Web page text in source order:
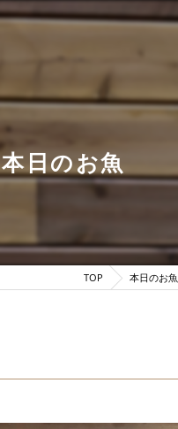
本日のお魚
TOP 本日のお魚